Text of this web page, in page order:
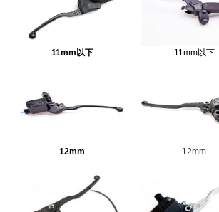
11mm以下 11mm以下
12mm 12mm